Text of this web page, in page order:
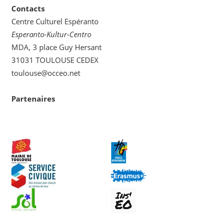
Contacts
Centre Culturel Espéranto
Esperanto-Kultur-Centro
MDA, 3 place Guy Hersant
31031 TOULOUSE CEDEX
toulouse@occeo.net
Partenaires